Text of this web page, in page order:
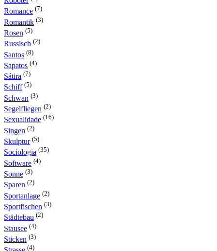
Romance (7)
Romantik (3)
Rosen (5)
Russisch (2)
Santos (8)
Sapatos (4)
Sátira (7)
Schiff (5)
Schwan (3)
Segelfliegen (2)
Sexualidade (16)
Singen (2)
Skulptur (5)
Sociologia (35)
Software (4)
Sonne (3)
Sparen (2)
Sportanlage (2)
Sportfischen (3)
Städtebau (2)
Stausee (4)
Sticken (3)
(4)